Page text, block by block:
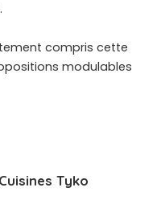
compris cette
modulables
Tyko